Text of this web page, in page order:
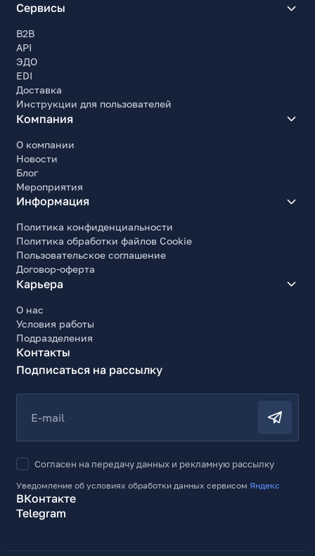
Сервисы
B2B
API
ЭДО
EDI
Доставка
Инструкции для пользователей
Компания
О компании
Новости
Блог
Мероприятия
Информация
Политика конфиденциальности
Политика обработки файлов Cookie
Пользовательское соглашение
Договор-оферта
Карьера
О нас
Условия работы
Подразделения
Контакты
Подписаться на рассылку
E-mail
Согласен на передачу данных и рекламную рассылку
Уведомление об условиях обработки данных сервисом Яндекс
ВКонтакте
Telegram